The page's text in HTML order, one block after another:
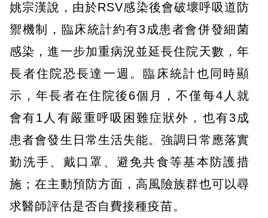
姚宗漢說，由於RSV感染後會破壞呼吸道防
禦機制，臨床統計約有3成患者會併發細菌
感染，進一步加重病況並延長住院天數，年
長者住院恐長達一週。臨床統計也同時顯
示，年長者在住院後6個月，不僅每4人就
會有1人有嚴重呼吸困難症狀外，也有3成
患者會發生日常生活失能。強調日常應落實
勤洗手、戴口罩、避免共食等基本防護措
施；在主動預防方面，高風險族群也可以尋
求醫師評估是否自費接種疫苗。